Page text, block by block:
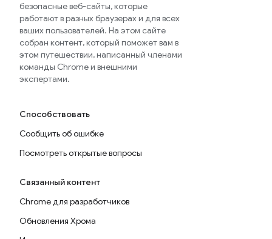
безопасные веб-сайты, которые
работают в разных браузерах и для всех
ваших пользователей. На этом сайте
собран контент, который поможет вам в
этом путешествии, написанный членами
команды Chrome и внешними
экспертами.
Способствовать
Сообщить об ошибке
Посмотреть открытые вопросы
Связанный контент
Chrome для разработчиков
Обновления Хрома